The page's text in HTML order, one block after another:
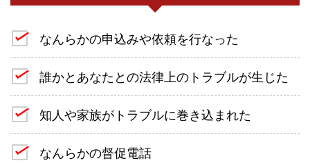
なんらかの申込みや依頼を行なった
誰かとあなたとの法律上のトラブルが生じた
知人や家族がトラブルに巻き込まれた
なんらかの督促電話